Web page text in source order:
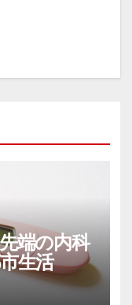
端の内科
生活